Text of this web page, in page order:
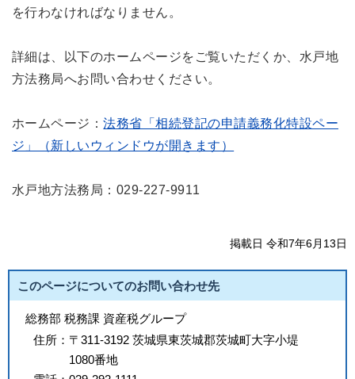
を行わなければなりません。
詳細は、以下のホームページをご覧いただくか、水戸地
方法務局へお問い合わせください。
ホームページ：法務省「相続登記の申請義務化特設ペー
ジ」（新しいウィンドウが開きます）
水戸地方法務局：029-227-9911
掲載日 令和7年6月13日
このページについてのお問い合わせ先
総務部 税務課 資産税グループ
住所： 〒311-3192 茨城県東茨城郡茨城町大字小堤
1080番地